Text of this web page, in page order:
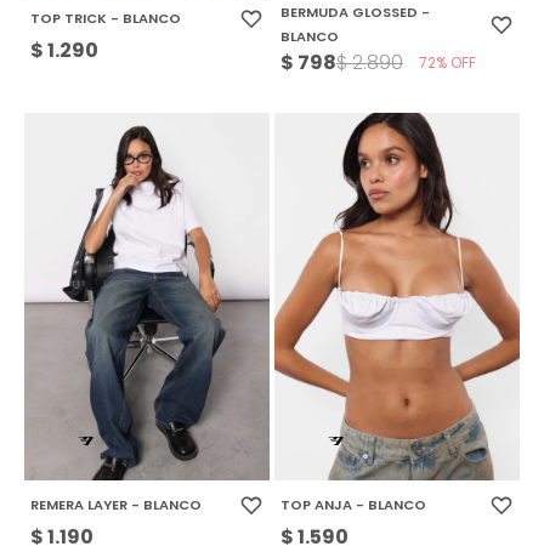
TOP TRICK - BLANCO
$1.290
BERMUDA GLOSSED -
BLANCO
$ 798$2.890 72
REMERA LAYER - BLANCO
$1.190
TOP ANJA - BLANCO
$1.590